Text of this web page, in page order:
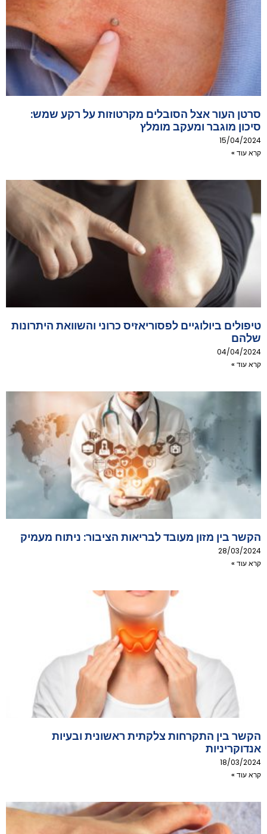
סרטן העור אצל הסובלים מקרטוזות על רקע שמש:
סיכון מוגבר ומעקב מומלץ
15/04/2024
קרא עוד »
טיפולים ביולוגיים לפסוריאזיס כרוני והשוואת היתרונות
שלהם
04/04/2024
קרא עוד »
הקשר בין מזון מעובד לבריאות הציבור: ניתוח מעמיק
28/03/2024
קרא עוד »
הקשר בין התקרחות צלקתית ראשונית ובעיות
אנדוקריניות
18/03/2024
קרא עוד »